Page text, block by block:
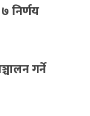
निर्णय
गर्ने